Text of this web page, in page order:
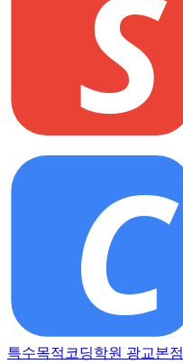
S
C
특수목적코딩학원 광교본점